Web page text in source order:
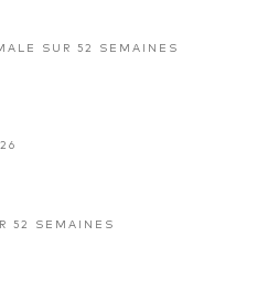
SUR 52 SEMAINES
52 SEMAINES